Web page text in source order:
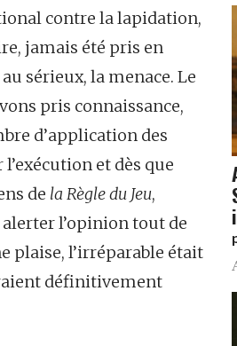
contre la lapidation,
jamais été pris en
sérieux, la menace. Le
pris connaissance,
d’application des
et dès que
de la Règle du Jeu,
l’opinion tout de
plaise, l’irréparable était
définitivement